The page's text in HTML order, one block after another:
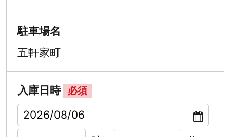
駐車場名
五軒家町
入庫日時 必須